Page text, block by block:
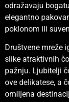
odražavaju
elegantno
poklonom ili
Društvene mreže
slike atraktivnih
pažnju. Ljubitelji
ove delikatese, a
omiljena